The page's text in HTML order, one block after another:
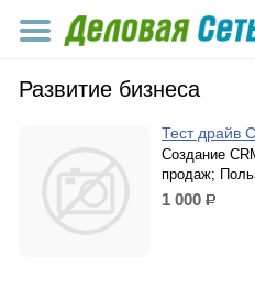
Развитие бизнеса
Тест драйв
Создание
продаж;
1 000 р.